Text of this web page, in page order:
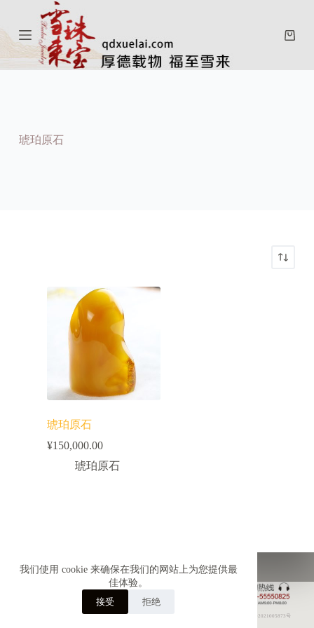
过
内
容
我们使用 cookie 来确保在我们的网站上为您提供最
佳体验。
接受 拒绝
购
琥珀原石
琥珀原石
¥150,000.00
琥珀原石
雪来琥珀
雪来彩宝 联系我们
鲁ICP备2021005873号